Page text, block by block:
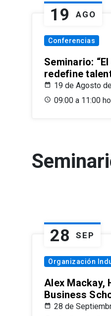
19 AGO
Conferencias
Seminario:
redefine
19 de Agosto
09:00 a 11:00
28 SEP
Organización
Alex Mackay,
Business
28 de